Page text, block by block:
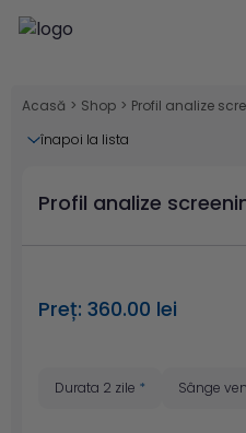
Acasă > Shop > Profil analize
înapoi la lista
Profil analize
Preț: 360.00 lei
Durata 2 zile * Sânge